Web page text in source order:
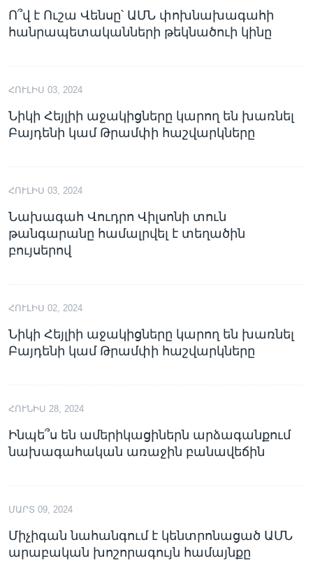
Ո՞վ է Ուշա Վենսը՝ ԱՄՆ փոխնախագահի
հանրապետականների թեկնածուի կինը
ՀՈՒԼԻՍ 03, 2024
Նիկի Հեյլիի աջակիցները կարող են խառնել
Բայդենի կամ Թրամփի հաշվարկները
ՀՈՒԼԻՍ 03, 2024
Նախագահ Վուդրո Վիլսոնի տուն
թանգարանը համալրվել է տեղածին
բույսերով
ՀՈՒԼԻՍ 02, 2024
Նիկի Հեյլիի աջակիցները կարող են խառնել
Բայդենի կամ Թրամփի հաշվարկները
ՀՈՒՆԻՍ 28, 2024
Ինպե՞ս են ամերիկացիներն արձագանքում
նախագահական առաջին բանավեճին
ՄԱՐՏ 09, 2024
Միչիգան նահանգում է կենտրոնացած ԱՄՆ
արաբական խոշորագույն համայնքը